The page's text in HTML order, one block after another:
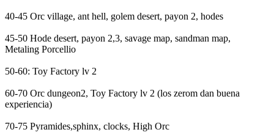
40-45 Orc village, ant hell, golem desert, payon 2, hodes
45-50 Hode desert, payon 2,3, savage map, sandman map,
Metaling Porcellio
50-60: Toy Factory lv 2
60-70 Orc dungeon2, Toy Factory lv 2 (los zerom dan buena
experiencia)
70-75 Pyramides,sphinx, clocks, High Orc